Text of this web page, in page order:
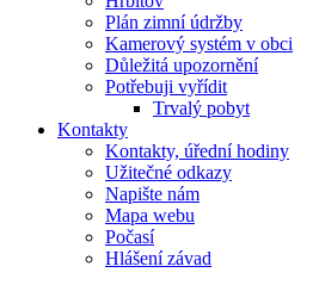
Plán zimní údržby
Kamerový systém v obci
Důležitá upozornění
Potřebuji vyřídit
Trvalý pobyt
Kontakty
Kontakty, úřední hodiny
Užitečné odkazy
Napište nám
Mapa webu
Počasí
Hlášení závad